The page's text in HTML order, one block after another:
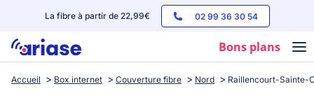
La fibre à partir de 22,99€ 02 99 36 30 54
Bons plans
Box internet
Accueil Box internet Couverture fibre Nord Raillencourt-Sainte-